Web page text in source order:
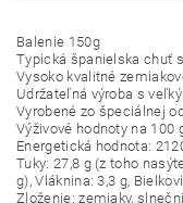
Balenie 150g
Typická španielska chuť
Vysoko kvalitné
Udržateľná výroba s
Vyrobené zo špeciálnej
Výživové hodnoty na 100
Energetická hodnota:
Tuky: 27,8 g (z toho
g), Vláknina: 3,3 g,
Zloženie: zemiaky,